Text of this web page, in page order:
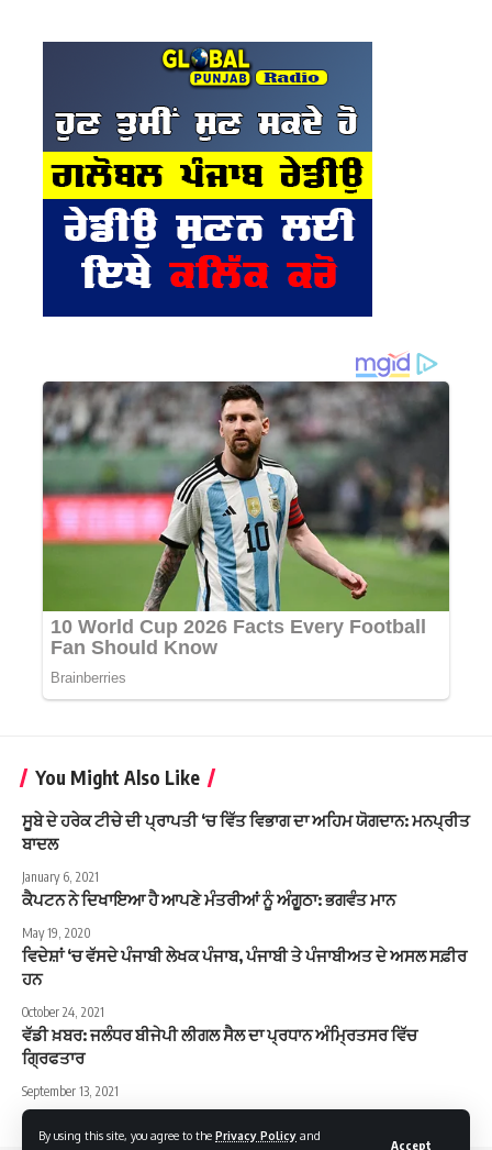
By using this site, you agree to the Privacy Policy and
Accept
You Might Also Like
ਸੂਬੇ ਦੇ ਹਰੇਕ ਟੀਚੇ ਦੀ ਪ੍ਰਾਪਤੀ ‘ਚ ਵਿੱਤ ਵਿਭਾਗ ਦਾ ਅਹਿਮ ਯੋਗਦਾਨ: ਮਨਪ੍ਰੀਤ
ਬਾਦਲ
January 6, 2021
ਕੈਪਟਨ ਨੇ ਦਿਖਾਇਆ ਹੈ ਆਪਣੇ ਮੰਤਰੀਆਂ ਨੂੰ ਅੰਗੂਠਾ: ਭਗਵੰਤ ਮਾਨ
May 19, 2020
ਵਿਦੇਸ਼ਾਂ ‘ਚ ਵੱਸਦੇ ਪੰਜਾਬੀ ਲੇਖਕ ਪੰਜਾਬ, ਪੰਜਾਬੀ ਤੇ ਪੰਜਾਬੀਅਤ ਦੇ ਅਸਲ ਸਫ਼ੀਰ
ਹਨ
October 24, 2021
ਵੱਡੀ ਖ਼ਬਰ: ਜਲੰਧਰ ਬੀਜੇਪੀ ਲੀਗਲ ਸੈਲ ਦਾ ਪ੍ਰਧਾਨ ਅੰਮ੍ਰਿਤਸਰ ਵਿੱਚ
ਗ੍ਰਿਫਤਾਰ
September 13, 2021